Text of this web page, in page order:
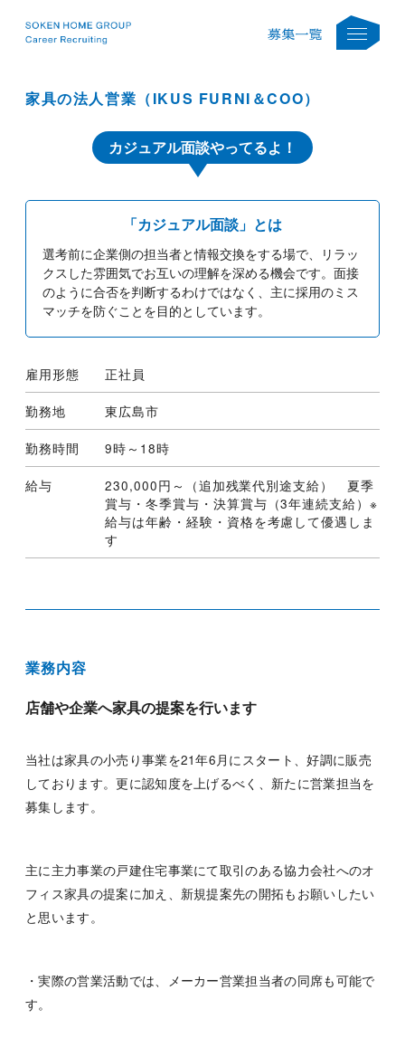
家具の法人営業（IKUS FURNI＆COO）
カジュアル面談やってるよ！
「カジュアル面談」とは
選考前に企業側の担当者と情報交換をする場で、リラッ
クスした雰囲気でお互いの理解を深める機会です。面接
のように合否を判断するわけではなく、主に採用のミス
マッチを防ぐことを目的としています。
雇用形態 正社員
勤務地 東広島市
勤務時間 9時～18時
給与
230,000円～（追加残業代別途支給） 夏季
賞与・冬季賞与・決算賞与（3年連続支給）※
給与は年齢・経験・資格を考慮して優遇しま
す
業務内容
店舗や企業へ家具の提案を行います
当社は家具の小売り事業を21年6月にスタート、好調に販売
しております。更に認知度を上げるべく、新たに営業担当を
募集します。
主に主力事業の戸建住宅事業にて取引のある協力会社へのオ
フィス家具の提案に加え、新規提案先の開拓もお願いしたい
と思います。
・実際の営業活動では、メーカー営業担当者の同席も可能で
す。